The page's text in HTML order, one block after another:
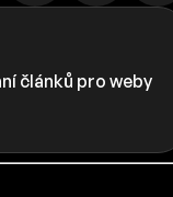
článků pro weby